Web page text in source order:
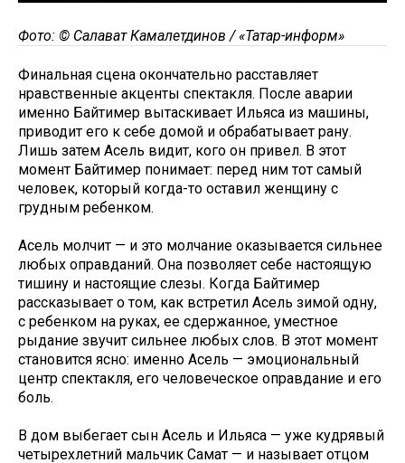
Фото: © Салават Камалетдинов / «Татар-информ»
Финальная сцена окончательно расставляет
нравственные акценты спектакля. После аварии
именно Байтимер вытаскивает Ильяса из машины,
приводит его к себе домой и обрабатывает рану.
Лишь затем Асель видит, кого он привел. В этот
момент Байтимер понимает: перед ним тот самый
человек, который когда-то оставил женщину с
грудным ребенком.
Асель молчит — и это молчание оказывается сильнее
любых оправданий. Она позволяет себе настоящую
тишину и настоящие слезы. Когда Байтимер
рассказывает о том, как встретил Асель зимой одну,
с ребенком на руках, ее сдержанное, уместное
рыдание звучит сильнее любых слов. В этот момент
становится ясно: именно Асель — эмоциональный
центр спектакля, его человеческое оправдание и его
боль.
В дом выбегает сын Асель и Ильяса — уже кудрявый
четырехлетний мальчик Самат — и называет отцом